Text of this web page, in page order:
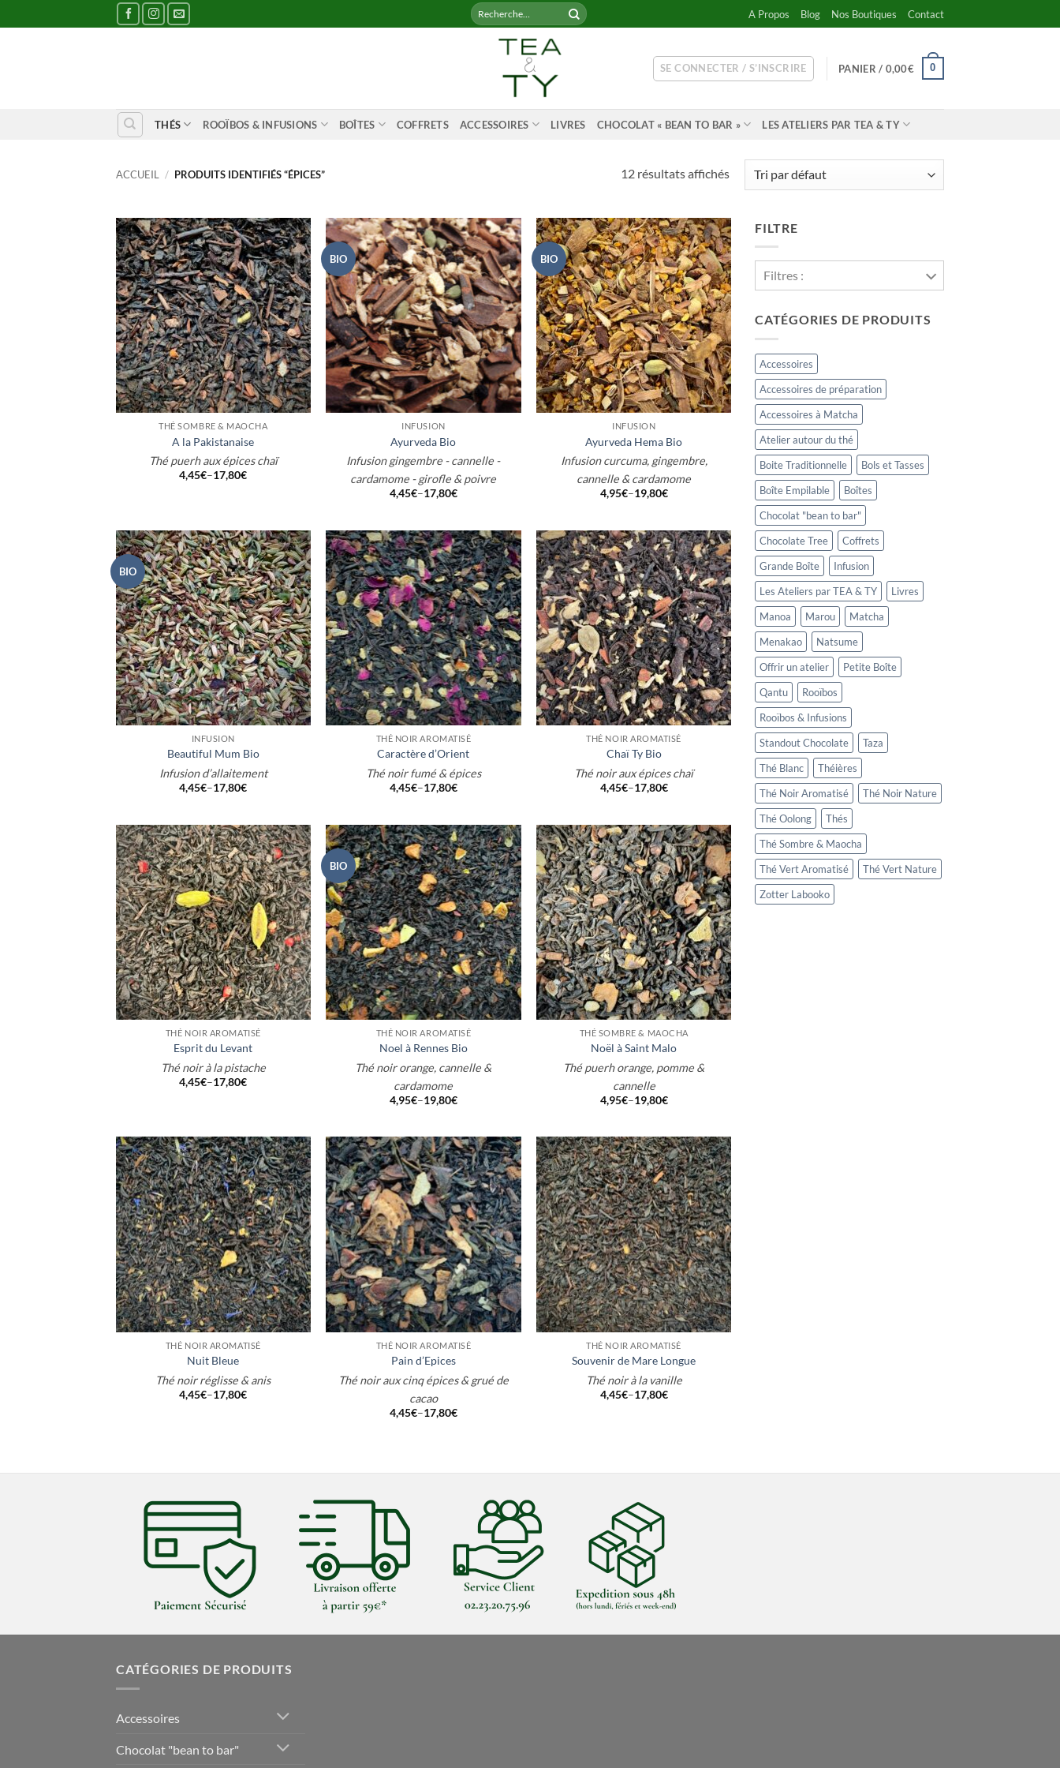
au
Recherche
pour :
A Propos Blog Nos Boutiques Contact
SE CONNECTER / S’INSCRIRE PANIER / 0,00€ 0
THÉS ROOÏBOS & INFUSIONS BOÎTES COFFRETS ACCESSOIRES LIVRES CHOCOLAT « BEAN TO BAR » LES ATELIERS PAR TEA & TY
ACCUEIL / PRODUITS IDENTIFIÉS “ÉPICES” 12 résultats affichés
+
THÉ SOMBRE & MAOCHA
A la Pakistanaise
Thé puerh aux épices chaï
4,45€–17,80€
BIO
+
INFUSION
Ayurveda Bio
Infusion gingembre - cannelle -
cardamome - girofle & poivre
4,45€–17,80€
BIO
+
INFUSION
Ayurveda Hema Bio
Infusion curcuma, gingembre,
cannelle & cardamome
4,95€–19,80€
BIO
+
INFUSION
Beautiful Mum Bio
Infusion d’allaitement
4,45€–17,80€
+
THÉ NOIR AROMATISÉ
Caractère d’Orient
Thé noir fumé & épices
4,45€–17,80€
+
THÉ NOIR AROMATISÉ
Chaï Ty Bio
Thé noir aux épices chaï
4,45€–17,80€
+
THÉ NOIR AROMATISÉ
Esprit du Levant
Thé noir à la pistache
4,45€–17,80€
BIO
+
THÉ NOIR AROMATISÉ
Noel à Rennes Bio
Thé noir orange, cannelle &
cardamome
4,95€–19,80€
+
THÉ SOMBRE & MAOCHA
Noël à Saint Malo
Thé puerh orange, pomme &
cannelle
4,95€–19,80€
+
THÉ NOIR AROMATISÉ
Nuit Bleue
Thé noir réglisse & anis
4,45€–17,80€
+
THÉ NOIR AROMATISÉ
Pain d’Epices
Thé noir aux cinq épices & grué de
cacao
4,45€–17,80€
+
THÉ NOIR AROMATISÉ
Souvenir de Mare Longue
Thé noir à la vanille
4,45€–17,80€
FILTRE
Filtres :
CATÉGORIES DE PRODUITS
Accessoires
Accessoires de préparation
Accessoires à Matcha
Atelier autour du thé
Boite Traditionnelle
Bols et Tasses
Boîte Empilable
Boîtes
Chocolat "bean to bar"
Chocolate Tree
Coffrets
Grande Boîte
Infusion
Les Ateliers par TEA & TY
Livres
Manoa
Marou
Matcha
Menakao
Natsume
Offrir un atelier
Petite Boîte
Qantu
Rooïbos
Rooïbos & Infusions
Standout Chocolate
Taza
Thé Blanc
Théières
Thé Noir Aromatisé
Thé Noir Nature
Thé Oolong
Thés
Thé Sombre & Maocha
Thé Vert Aromatisé
Thé Vert Nature
Zotter Labooko
CATÉGORIES DE PRODUITS
Accessoires
Chocolat "bean to bar"